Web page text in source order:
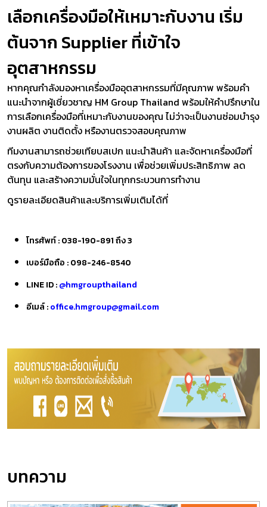
เลือกเครื่องมือให้เหมาะกับงาน เริ่ม
ต้นจาก Supplier ที่เข้าใจ
อุตสาหกรรม
หากคุณกำลังมองหาเครื่องมืออุตสาหกรรมที่มีคุณภาพ พร้อมคำ
แนะนำจากผู้เชี่ยวชาญ HM Group Thailand พร้อมให้คำปรึกษาใน
การเลือกเครื่องมือที่เหมาะกับงานของคุณ ไม่ว่าจะเป็นงานซ่อมบำรุง
งานผลิต งานติดตั้ง หรืองานตรวจสอบคุณภาพ
ทีมงานสามารถช่วยเทียบสเปก แนะนำสินค้า และจัดหาเครื่องมือที่
ตรงกับความต้องการของโรงงาน เพื่อช่วยเพิ่มประสิทธิภาพ ลด
ต้นทุน และสร้างความมั่นใจในทุกกระบวนการทำงาน
ดูรายละเอียดสินค้าและบริการเพิ่มเติมได้ที่
โทรศัพท์ :038-190-891 ถึง 3
เบอร์มือถือ :098-246-8540
LINE ID :@hmgroupthailand
อีเมล์ :office.hmgroup@gmail.com
บทความ